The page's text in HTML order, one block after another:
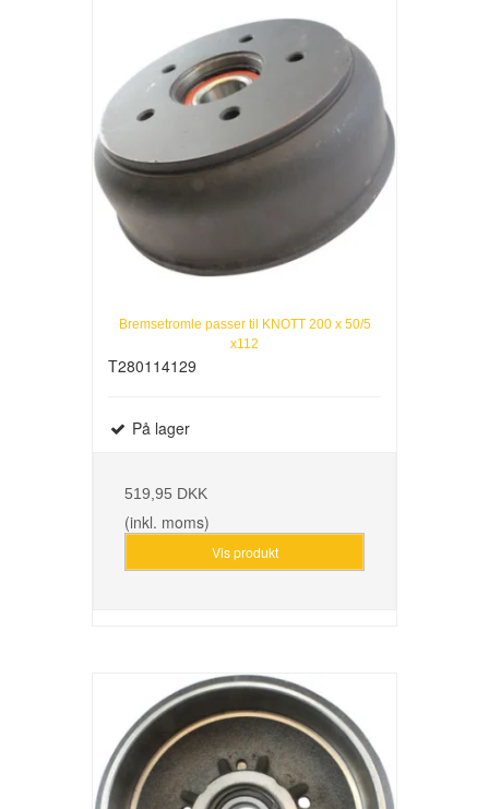
Bremsetromle passer til KNOTT 200 x 50/5
x112
T280114129
På lager
519,95 DKK
(inkl. moms)
Vis produkt